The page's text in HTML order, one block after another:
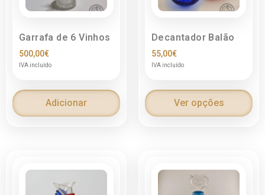
Garrafa de 6 Vinhos
500,00€
IVA incluído
Adicionar
Decantador Balão
55,00€
IVA incluído
Ver opções